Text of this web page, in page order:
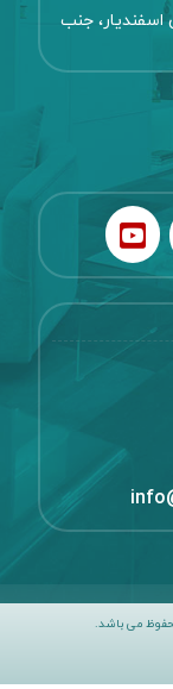
اسفندیار، جنب
می باشد.